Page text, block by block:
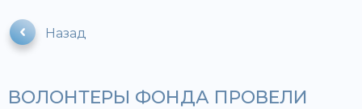
Назад
ВОЛОНТЕРЫ ФОНДА ПРОВЕЛИ